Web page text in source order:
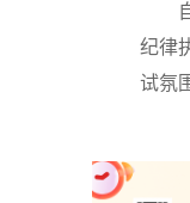
自
纪律
试氛